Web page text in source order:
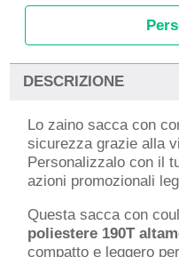
DESCRIZIONE
Lo zaino sacca con
sicurezza grazie alla
Personalizzalo con il
azioni promozionali
Questa sacca con
poliestere 190T
compatto e leggero